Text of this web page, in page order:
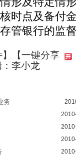
时点及备付
管银行的监
】
【一键分享
：李小龙
务